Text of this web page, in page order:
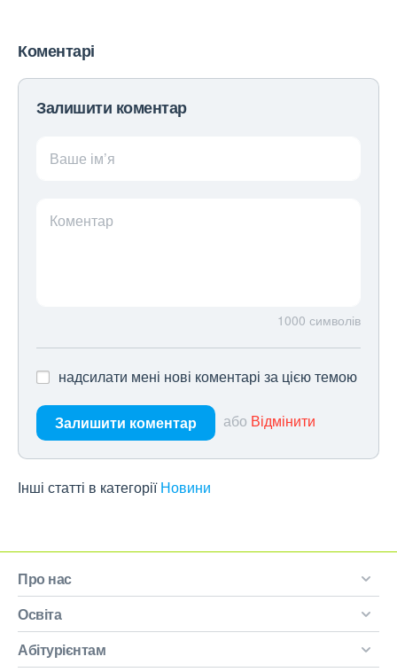
Коментарі
Залишити коментар
Ваше ім’я
Коментар
1000 символів
надсилати мені нові коментарі за цією темою
Залишити коментар або Відмінити
Інші статті в категорії Новини
Про нас
Освіта
Абітурієнтам